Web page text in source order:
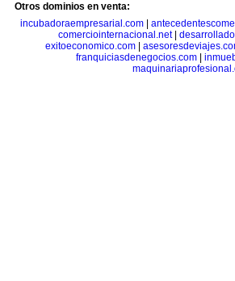
Otros dominios en venta:
incubadoraempresarial.com
comerciointernacional.net|
exitoeconomico.com|
franquiciasdenegocios.com|